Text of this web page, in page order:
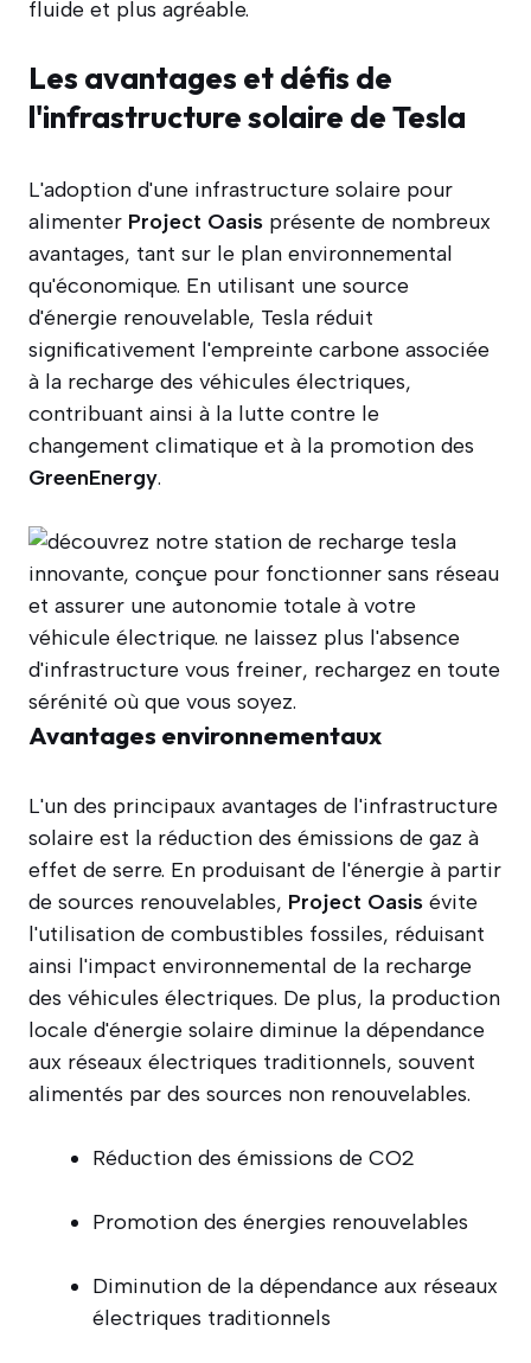
fluide et plus agréable.
Les avantages et défis de
l'infrastructure solaire de Tesla
L'adoption d'une infrastructure solaire pour
alimenter Project Oasis présente de nombreux
avantages, tant sur le plan environnemental
qu'économique. En utilisant une source
d'énergie renouvelable, Tesla réduit
significativement l'empreinte carbone associée
à la recharge des véhicules électriques,
contribuant ainsi à la lutte contre le
changement climatique et à la promotion des
GreenEnergy.
Avantages environnementaux
L'un des principaux avantages de l'infrastructure
solaire est la réduction des émissions de gaz à
effet de serre. En produisant de l'énergie à partir
de sources renouvelables, Project Oasis évite
l'utilisation de combustibles fossiles, réduisant
ainsi l'impact environnemental de la recharge
des véhicules électriques. De plus, la production
locale d'énergie solaire diminue la dépendance
aux réseaux électriques traditionnels, souvent
alimentés par des sources non renouvelables.
Réduction des émissions de CO2
Promotion des énergies renouvelables
Diminution de la dépendance aux réseaux
électriques traditionnels